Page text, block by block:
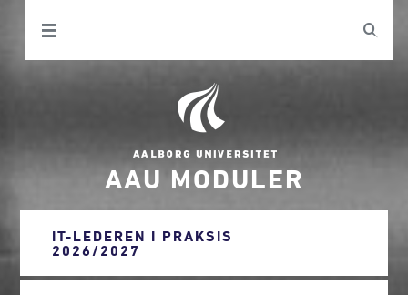
AAU MODULER
IT-LEDEREN I PRAKSIS
2026/2027